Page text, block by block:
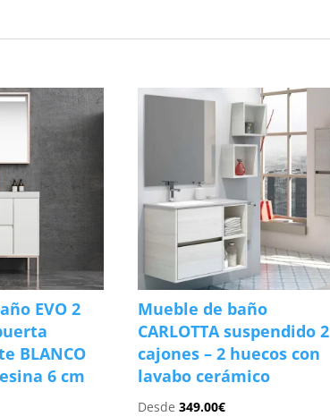
EVO 2
BLANCO
6 cm
Mueble de baño
CARLOTTA suspendido 2
cajones – 2 huecos con
lavabo cerámico
Desde349.00€